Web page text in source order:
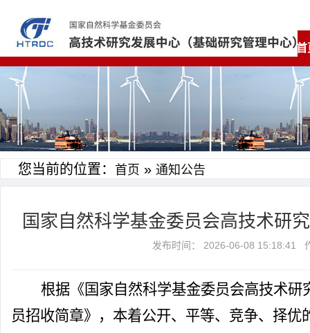
首
您当前的位置： 首页 » 通知公告
国家自然科学基金委员会高技术研
发布时间： 2026-06-08 15:18:41
根据《国家自然科学基金委员会高技术研
员招收简章》，本着公开、平等、竞争、择